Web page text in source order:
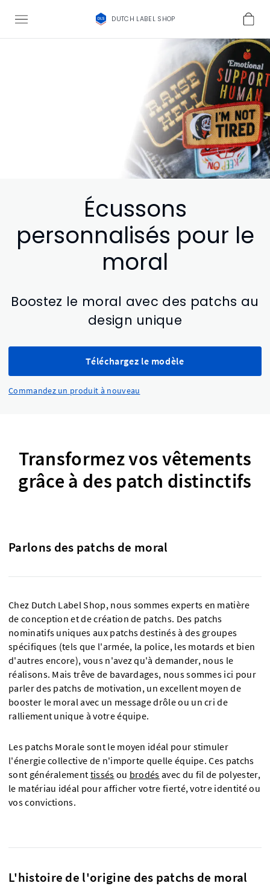
DUTCH LABEL SHOP
Écussons
personnalisés pour le
moral
Boostez le moral avec des patchs au
design unique
Téléchargez le modèle
Commandez un produit à nouveau
Transformez vos vêtements
grâce à des patch distinctifs
Parlons des patchs de moral
Chez Dutch Label Shop, nous sommes experts en matière
de conception et de création de patchs. Des patchs
nominatifs uniques aux patchs destinés à des groupes
spécifiques (tels que l'armée, la police, les motards et bien
d'autres encore), vous n'avez qu'à demander, nous le
réalisons. Mais trêve de bavardages, nous sommes ici pour
parler des patchs de motivation, un excellent moyen de
booster le moral avec un message drôle ou un cri de
ralliement unique à votre équipe.
Les patchs Morale sont le moyen idéal pour stimuler
l'énergie collective de n'importe quelle équipe. Ces patchs
sont généralement tissés ou brodés avec du fil de polyester,
le matériau idéal pour afficher votre fierté, votre identité ou
vos convictions.
L'histoire de l'origine des patchs de moral